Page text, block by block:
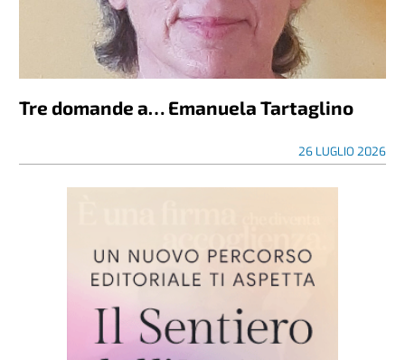
Tre domande a… Emanuela Tartaglino
26 LUGLIO 2026